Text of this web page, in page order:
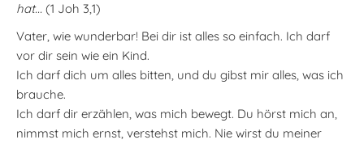
hat... (1 Joh 3,1)
Vater, wie wunderbar! Bei dir ist alles so einfach. Ich darf
vor dir sein wie ein Kind.
Ich darf dich um alles bitten, und du gibst mir alles, was ich
brauche.
Ich darf dir erzählen, was mich bewegt. Du hörst mich an,
nimmst mich ernst, verstehst mich. Nie wirst du meiner